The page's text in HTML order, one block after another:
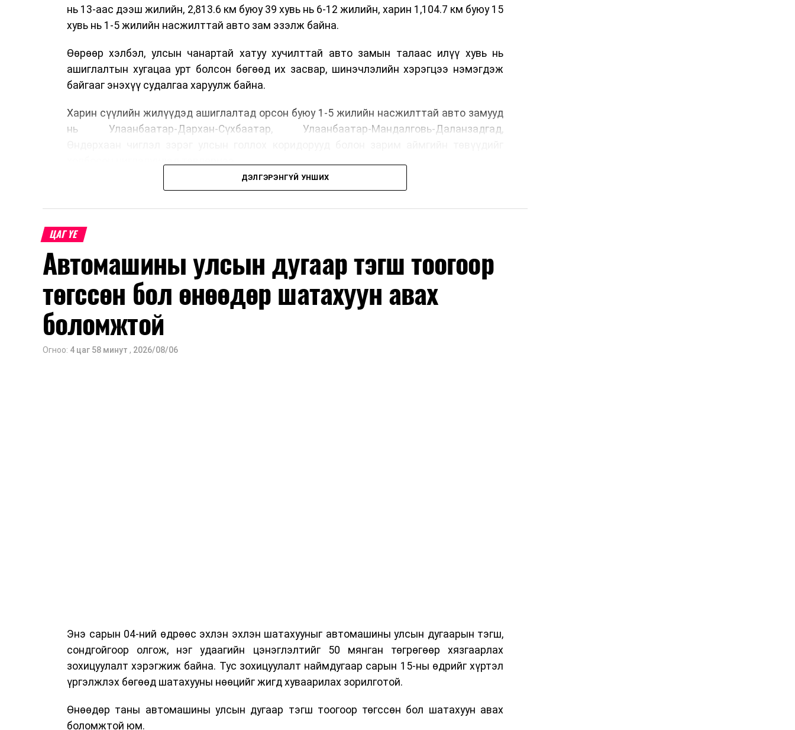
нь 13-аас дээш жилийн, 2,813.6 км буюу 39 хувь нь 6-12 жилийн, харин 1,104.7 км буюу 15
хувь нь 1-5 жилийн насжилттай авто зам эзэлж байна.
Өөрөөр хэлбэл, улсын чанартай хатуу хучилттай авто замын талаас илүү хувь нь
ашиглалтын хугацаа урт болсон бөгөөд их засвар, шинэчлэлийн хэрэгцээ нэмэгдэж
байгааг энэхүү судалгаа харуулж байна.
Харин сүүлийн жилүүдэд ашиглалтад орсон буюу 1-5 жилийн насжилттай авто замууд
нь Улаанбаатар-Дархан-Сүхбаатар, Улаанбаатар-Мандалговь-Даланзадгад,
Авто замын насжилтыг тогтмол үнэлж, их засвар, ээлжит засвар арчлалтын ажлыг
төлөвлөхөд чухал ач холбогдолтойг албаныхан хэлж байна
ДЭЛГЭРЭНГҮЙ УНШИХ
ЦАГ ҮЕ
Автомашины улсын дугаар тэгш тоогоор
төгссөн бол өнөөдөр шатахуун авах
боломжтой
Огноо: 4 цаг 58 минут , 2026/08/06
Энэ сарын 04-ний өдрөөс эхлэн эхлэн шатахууныг автомашины улсын дугаарын тэгш,
сондгойгоор олгож, нэг удаагийн цэнэглэлтийг 50 мянган төгрөгөөр хязгаарлах
зохицуулалт хэрэгжиж байна. Тус зохицуулалт наймдугаар сарын 15-ны өдрийг хүртэл
үргэлжлэх бөгөөд шатахууны нөөцийг жигд хуваарилах зорилготой.
Өнөөдөр таны автомашины улсын дугаар тэгш тоогоор төгссөн бол шатахуун авах
боломжтой юм.